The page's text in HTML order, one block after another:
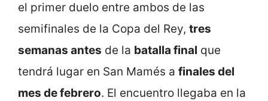
el primer duelo entre ambos de las
semifinales de la Copa del Rey, tres
semanas antes de la batalla final que
tendrá lugar en San Mamés a finales del
mes de febrero. El encuentro llegaba en la